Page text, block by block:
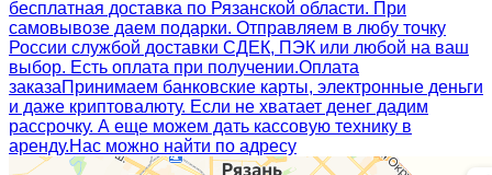
бесплатная доставка по Рязанской области. При
самовывозе даем подарки. Отправляем в любу точку
России службой доставки СДЕК, ПЭК или любой на ваш
выбор. Есть оплата при получении.Оплата
заказаПринимаем банковские карты, электронные деньги
и даже криптовалюту. Если не хватает денег дадим
рассрочку. А еще можем дать кассовую технику в
аренду.Нас можно найти по адресу